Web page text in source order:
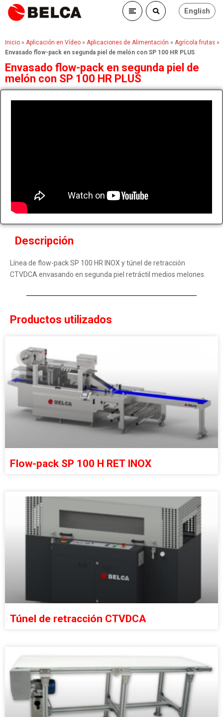
English
Inicio » Aplicación en Vídeo » Aplicaciones de Alimentación » Agrícola frutas »
Envasado flow-pack en segunda piel de melón con SP 100 HR PLUS
Envasado flow-pack en segunda piel de
melón con SP 100 HR PLUS
Descripción
Línea de flow-pack SP 100 HR INOX y túnel de retracción
CTVDCA envasando en segunda piel retráctil medios melones.
Productos utilizados
Flow-pack SP 100 H RET INOX
Túnel de retracción CTVDCA